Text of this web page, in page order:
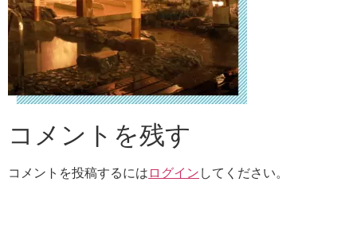
コメントを残す
コメントを投稿するには ログイン してください。